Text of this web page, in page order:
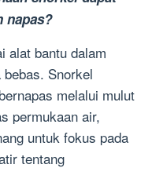
napas?
alat bantu dalam
Snorkel
melalui mulut
permukaan air,
untuk fokus pada
tentang